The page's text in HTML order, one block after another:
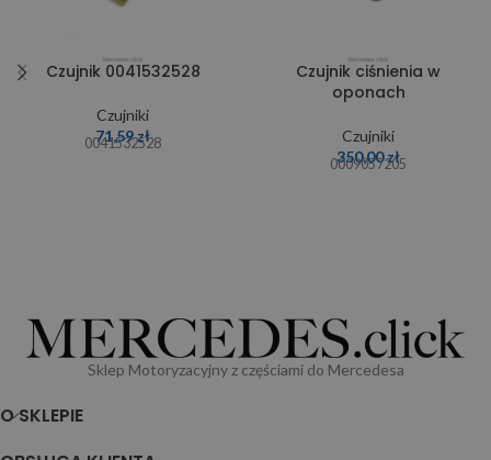
Czujnik 0041532528
Czujniki
71,59zł
0041532528
Czujnik ciśnienia w
oponach
Czujniki
350,00zł
0009057205
Sklep Motoryzacyjny z częściami do Mercedesa
O SKLEPIE